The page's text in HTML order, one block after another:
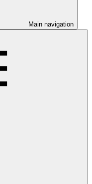
Main navigation